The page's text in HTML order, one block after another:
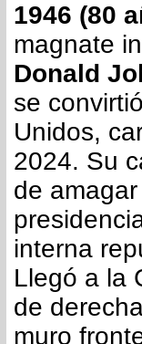
1946 (80
magnate
Donald
se
Unidos,
2024. Su
de
interna
Llegó a la
de
muro